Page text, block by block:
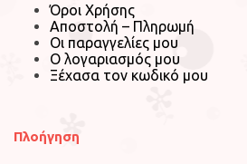
Όροι Χρήσης
Αποστολή – Πληρωμή
Οι παραγγελίες μου
Ο λογαριασμός μου
Ξέχασα τον κωδικό μου
Πλοήγηση